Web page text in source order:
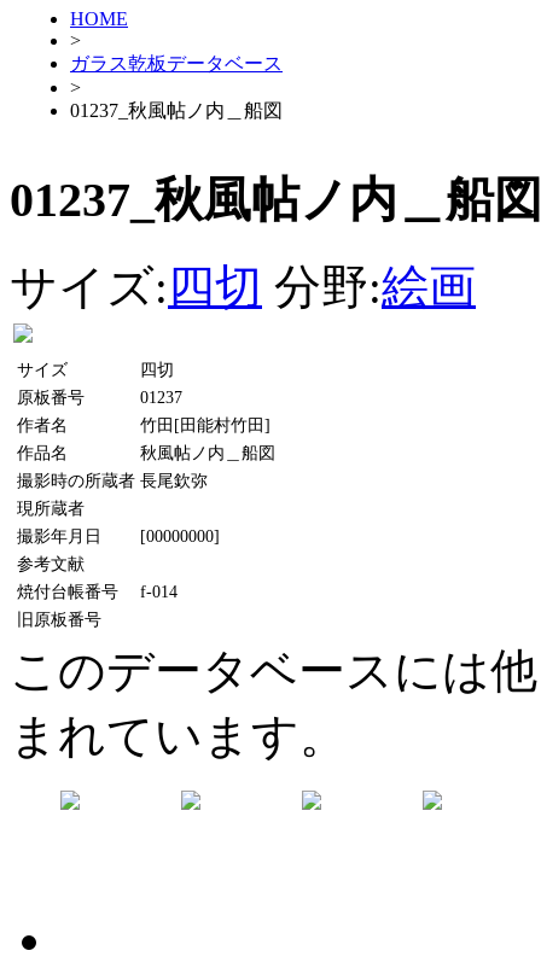
HOME
>
ガラス乾板データベース
>
01237_秋風帖ノ内＿船図
01237_秋風帖ノ内＿船図
サイズ: 四切 分野:絵画
サイズ
四切
原板番号
01237
作者名
竹田[田能村竹田]
作品名
秋風帖ノ内＿船図
撮影時の所蔵者 長尾欽弥
現所蔵者
撮影年月日
[00000000]
参考文献
焼付台帳番号
f-014
旧原板番号
このデータベースには
まれています。